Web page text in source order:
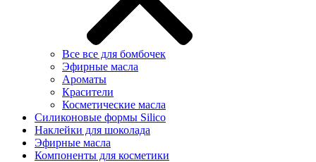
Все все для бомбочек
Эфирные масла
Ароматы
Красители
Косметические масла
Силиконовые формы Silico
Наклейки для шоколада
Эфирные масла
Компоненты для косметики